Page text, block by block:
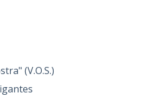
(V.O.S.)